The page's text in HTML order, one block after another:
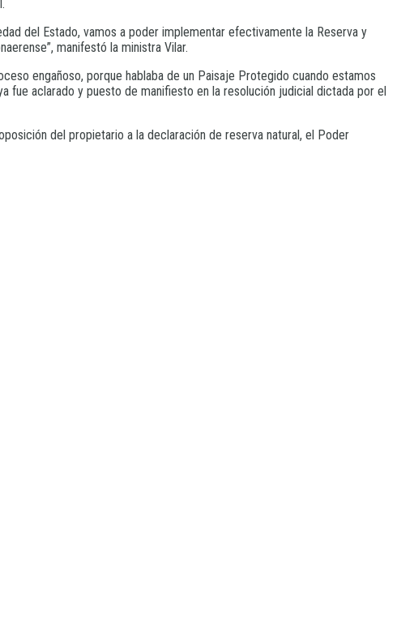
del Estado, vamos a poder implementar efectivamente la Reserva y
manifestó la ministra Vilar.
engañoso, porque hablaba de un Paisaje Protegido cuando estamos
fue aclarado y puesto de manifiesto en la resolución judicial dictada por el
del propietario a la declaración de reserva natural, el Poder